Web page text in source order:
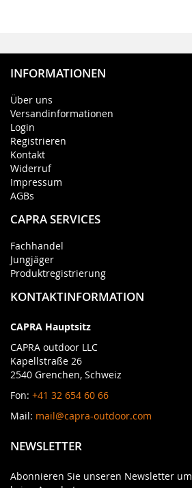
INFORMATIONEN
Über uns
Versandinformationen
Login
Registrieren
Kontakt
Widerruf
Impressum
AGBs
CAPRA SERVICES
Fachhandel
Jungjäger
Produktregistrierung
KONTAKTINFORMATION
CAPRA Hauptsitz
CAPRA outdoor LLC
Kapellstraße 26
2540 Grenchen, Schweiz
Fon: +41 32 654 60 66
Mail: mail@capra-outdoor.com
NEWSLETTER
Abonnieren Sie unseren Newsletter um